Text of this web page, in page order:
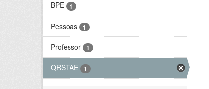
BPE 1
Pessoas 1
Professor 1
QRSTAE 1